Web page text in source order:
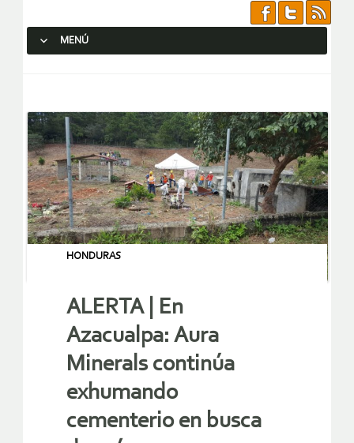
MENÚ
HONDURAS
ALERTA | En
Azacualpa: Aura
Minerals continúa
exhumando
cementerio en busca